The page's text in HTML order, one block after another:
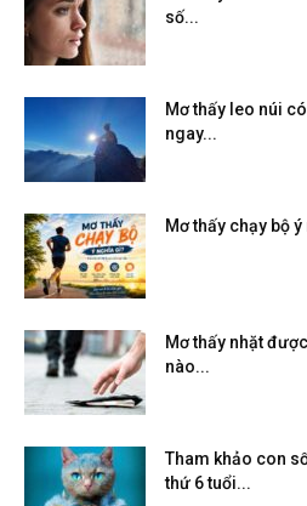
số...
Mơ thấy leo núi
ngay...
Mơ thấy chạy bộ
Mơ thấy nhặt
nào...
Tham khảo con
thứ 6 tuổi...